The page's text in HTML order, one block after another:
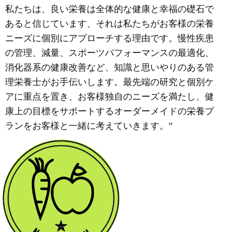
私たちは、良い栄養は全体的な健康と幸福の礎石で
あると信じています、それは私たちがお客様の栄養
ニーズに個別にアプローチする理由です。慢性疾患
の管理、減量、スポーツパフォーマンスの最適化、
消化器系の健康改善など、知識と思いやりのある管
理栄養士がお手伝いします。最先端の研究と個別ケ
アに重点を置き、お客様独自のニーズを満たし、健
康上の目標をサポートするオーダーメイドの栄養プ
ランをお客様と一緒に考えていきます。”